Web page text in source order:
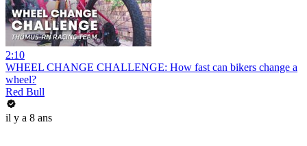
2:10
WHEEL CHANGE CHALLENGE: How fast can bikers change a
wheel?
Red Bull
il y a 8 ans